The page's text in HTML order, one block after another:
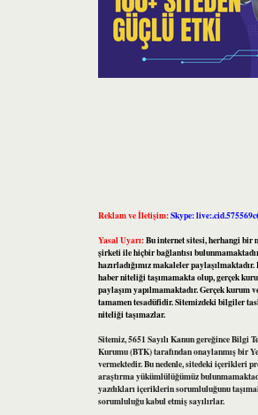
Reklam ve İletişim:Skype:
Yasal Uyarı:Bu internet sitesi, herhangi bir
şirketi ile hiçbir bağlantısı
hazırladığımız makaleler
haber niteliği taşımamakta olup, gerçek
paylaşım yapılmamaktadır. Gerçek kurum
tamamen tesadüfidir. Sitemizdeki bilgiler
niteliği taşımazlar.
Sitemiz, 5651 Sayılı Kanun gereğince Bilgi
Kurumu (BTK) tarafından onaylanmış bir
vermektedir. Bu nedenle, sitedeki içerikleri
araştırma yükümlülüğümüz
yazdıkları içeriklerin sorumluluğunu
sorumluluğu kabul etmiş sayılırlar.